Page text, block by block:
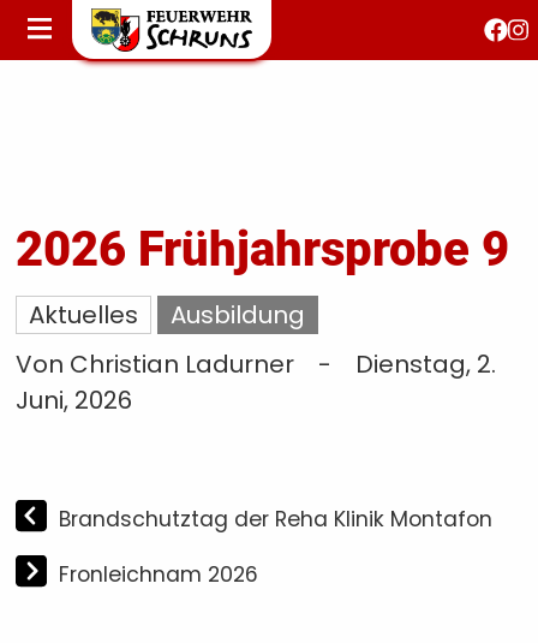
STARTSEITE
AKTUELLES
2026 Frühjahrsprobe 9
Aktuelles
Ausbildung
Von Christian Ladurner
-
Dienstag, 2.
Juni, 2026
Brandschutztag der Reha Klinik Montafon
Fronleichnam 2026